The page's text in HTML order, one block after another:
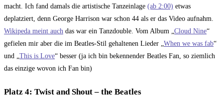
macht. Ich fand damals die artistische Tanzeinlage (ab 2:00) etwas
deplatziert, denn George Harrison war schon 44 als er das Video aufnahm.
Wikipeda meint auch das war ein Tanzdouble. Vom Album „Cloud Nine“
gefielen mir aber die im Beatles-Stil gehaltenen Lieder „When we was fab“
und „This is Love“ besser (ja ich bin bekennender Beatles Fan, so ziemlich
das einzige wovon ich Fan bin)
Platz 4: Twist and Shout – the Beatles